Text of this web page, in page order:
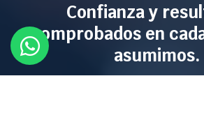
Confianza y
comprobados en
asumimos.